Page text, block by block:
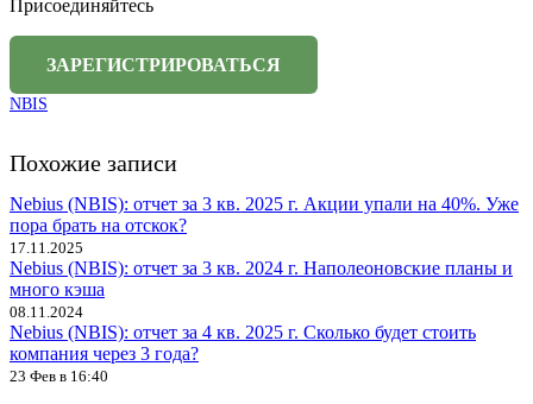
Присоединяйтесь
NBIS
Похожие записи
Nebius (NBIS): отчет за 3 кв. 2025 г. Акции упали на 40%. Уже
пора брать на отскок?
17.11.2025
Nebius (NBIS): отчет за 3 кв. 2024 г. Наполеоновские планы и
много кэша
08.11.2024
Nebius (NBIS): отчет за 4 кв. 2025 г. Сколько будет стоить
компания через 3 года?
23 Фев в 16:40